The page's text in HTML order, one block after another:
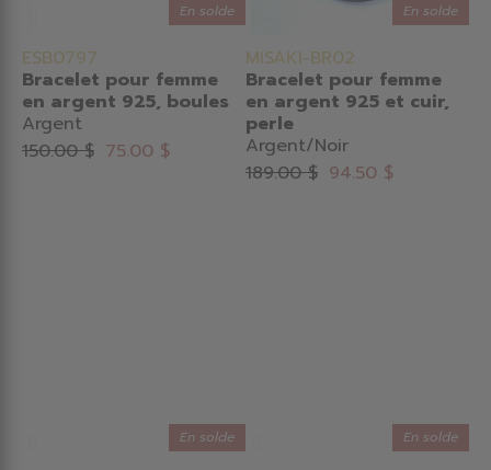
En solde
ESB0797
Bracelet pour femme
en argent 925, boules
Argent
150.00 $ 75.00 $
En solde
MISAKI-BR02
Bracelet pour femme
en argent 925 et cuir,
perle
Argent/Noir
189.00 $ 94.50 $
En solde En solde